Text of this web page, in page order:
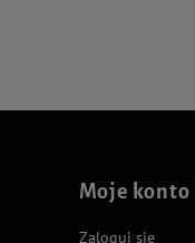
Moje konto
Zaloguj się